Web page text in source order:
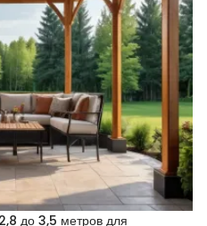
до 3,5 метров для